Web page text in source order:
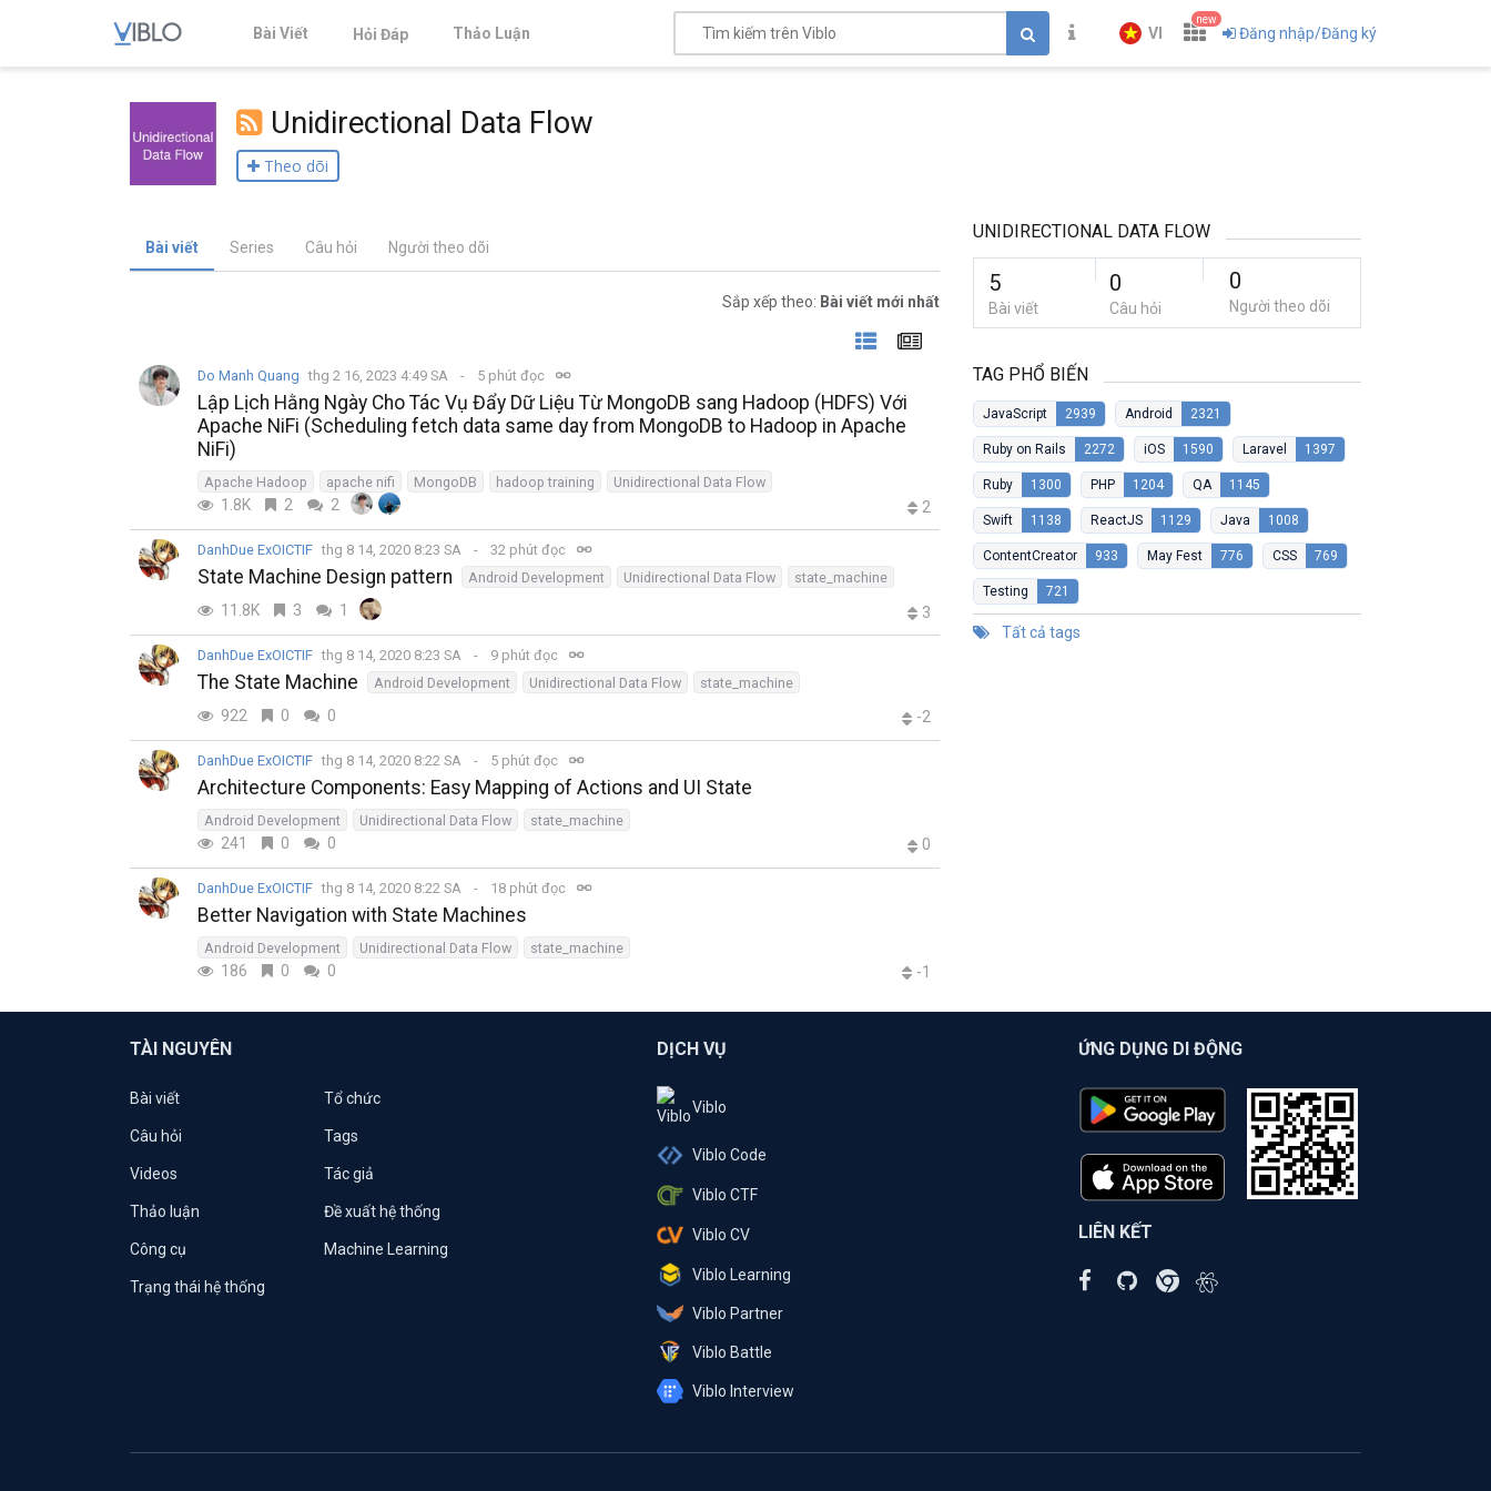
Bài Viết Hỏi Đáp Thảo Luận VI
new
Đăng nhập/Đăng ký
Unidirectional Data Flow
Theo dõi
Bài viết Series Câu hỏi Người theo dõi
Sắp xếp theo: Bài viết mới nhất
Do Manh Quang thg 2 16, 2023 4:49 SA 5 phút đọc
Lập Lịch Hằng Ngày Cho Tác Vụ Đẩy Dữ Liệu Từ MongoDB sang Hadoop (HDFS) Với
Apache NiFi (Scheduling fetch data same day from MongoDB to Hadoop in Apache
NiFi)
Apache Hadoop apache nifi MongoDB hadoop training Unidirectional Data Flow
1.8K 2 2 2
DanhDue ExOICTIF thg 8 14, 2020 8:23 SA 32 phút đọc
State Machine Design pattern Android Development Unidirectional Data Flow state_machine
11.8K 3 1 3
DanhDue ExOICTIF thg 8 14, 2020 8:23 SA 9 phút đọc
The State Machine Android Development Unidirectional Data Flow state_machine
922 0 0 -2
DanhDue ExOICTIF thg 8 14, 2020 8:22 SA 5 phút đọc
Architecture Components: Easy Mapping of Actions and UI State
Android Development Unidirectional Data Flow state_machine
241 0 0 0
DanhDue ExOICTIF thg 8 14, 2020 8:22 SA 18 phút đọc
Better Navigation with State Machines
Android Development Unidirectional Data Flow state_machine
186 0 0 -1
UNIDIRECTIONAL DATA FLOW
5
Bài viết
0
Câu hỏi
0
Người theo dõi
TAG PHỔ BIẾN
JavaScript 2939 Android 2321
Ruby on Rails 2272 iOS 1590 Laravel 1397
Ruby 1300 PHP 1204 QA 1145
Swift 1138 ReactJS 1129 Java 1008
ContentCreator 933 May Fest 776 CSS 769
Testing 721
Tất cả tags
TÀI NGUYÊN
Bài viết Tổ chức
Câu hỏi Tags
Videos Tác giả
Thảo luận Đề xuất hệ thống
Công cụ Machine Learning
Trạng thái hệ thống
DỊCH VỤ
Viblo
Viblo Code
Viblo CTF
Viblo CV
Viblo Learning
Viblo Partner
Viblo Battle
Viblo Interview
ỨNG DỤNG DI ĐỘNG
LIÊN KẾT